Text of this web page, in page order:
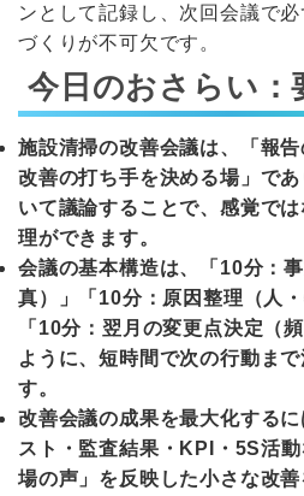
ンとして記録し、次回会議で
づくりが不可欠です。
今日のおさらい：
施設清掃の改善会議は、「報
改善の打ち手を決める場」で
いて議論することで、感覚で
理ができます。
会議の基本構造は、「10分：
真）」「10分：原因整理（人
「10分：翌月の変更点決定（
ように、短時間で次の行動ま
す。
改善会議の成果を最大化する
スト・監査結果・KPI・5S活
場の声」を反映した小さな改